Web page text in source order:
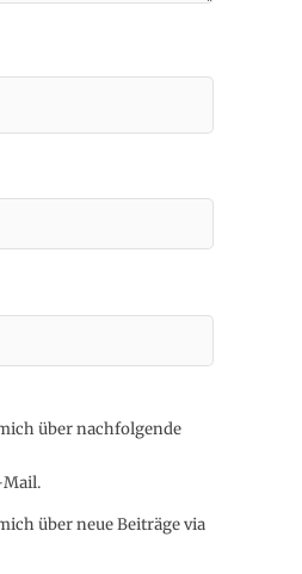
über nachfolgende
Mail.
über neue Beiträge via